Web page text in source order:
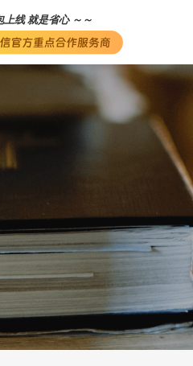
上线 就是省心 ～～